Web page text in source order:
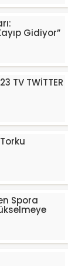
Gidiyor”
TV TWİTTER
Spora